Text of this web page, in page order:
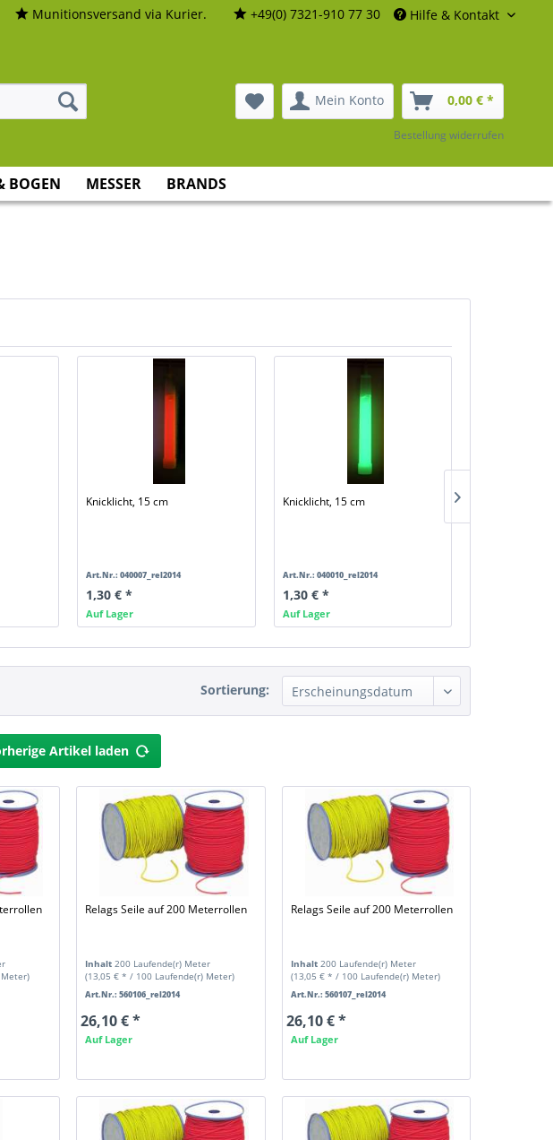
Hilfe & Kontakt
Munitionsversand via Kurier. +49(0) 7321-910 77 30
Mein Konto 0,00 € *
Bestellung widerrufen
BOGEN MESSER BRANDS
Knicklicht, 15 cm
Art.Nr.: 040007_rel2014
1,30 € *
Auf Lager
Knicklicht, 15 cm
Art.Nr.: 040010_rel2014
1,30 € *
Auf Lager
Sortierung:
Artikel laden
Relags Seile auf 200 Meterrollen
Inhalt 200 Laufende(r) Meter
(13,05 € * / 100 Laufende(r) Meter)
Art.Nr.: 560106_rel2014
26,10 € *
Auf Lager
Relags Seile auf 200 Meterrollen
Inhalt 200 Laufende(r) Meter
(13,05 € * / 100 Laufende(r) Meter)
Art.Nr.: 560107_rel2014
26,10 € *
Auf Lager